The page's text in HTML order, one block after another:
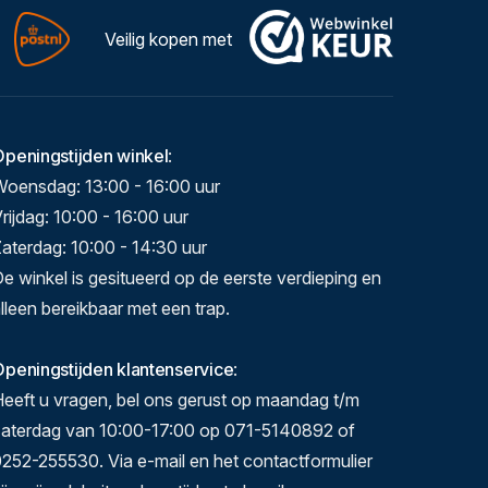
Veilig kopen met
winkel:
13:00 - 16:00 uur
10:00 - 16:00 uur
10:00 - 14:30 uur
winkel is gesitueerd op de eerste verdieping en
bereikbaar met een trap.
klantenservice:
u vragen, bel ons gerust op maandag t/m
van 10:00-17:00 op 071-5140892 of
255530. Via e-mail en het contactformulier